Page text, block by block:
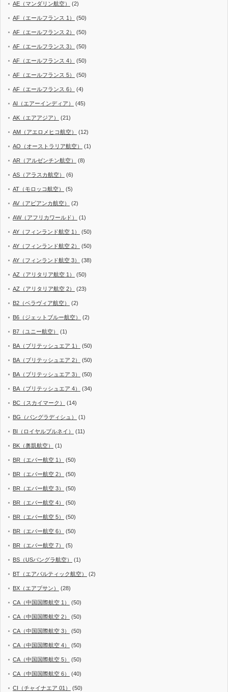
AE（マンダリン航空） (2)
AF（エールフランス 1） (50)
AF（エールフランス 2） (50)
AF（エールフランス 3） (50)
AF（エールフランス 4） (50)
AF（エールフランス 5） (50)
AF（エールフランス 6） (4)
AI（エアーインディア） (45)
AK（エアアジア） (21)
AM（アエロメヒコ航空） (12)
AO（オーストラリア航空） (1)
AR（アルゼンチン航空） (8)
AS（アラスカ航空） (6)
AT（モロッコ航空） (5)
AV（アビアンカ航空） (2)
AW（アフリカワールド） (1)
AY（フィンランド航空 1） (50)
AY（フィンランド航空 2） (50)
AY（フィンランド航空 3） (38)
AZ（アリタリア航空 1） (50)
AZ（アリタリア航空 2） (23)
B2（ベラヴィア航空） (2)
B6（ジェットブルー航空） (2)
B7（ユニー航空） (1)
BA（ブリテッシュエア 1） (50)
BA（ブリテッシュエア 2） (50)
BA（ブリテッシュエア 3） (50)
BA（ブリテッシュエア 4） (34)
BC（スカイマーク） (14)
BG（バングラディシュ） (1)
BI（ロイヤルブルネイ） (11)
BK（奥凱航空） (1)
BR（エバー航空 1） (50)
BR（エバー航空 2） (50)
BR（エバー航空 3） (50)
BR（エバー航空 4） (50)
BR（エバー航空 5） (50)
BR（エバー航空 6） (50)
BR（エバー航空 7） (5)
BS（USバングラ航空） (1)
BT（エアバルティック航空） (2)
BX（エアプサン） (28)
CA（中国国際航空 1） (50)
CA（中国国際航空 2） (50)
CA（中国国際航空 3） (50)
CA（中国国際航空 4） (50)
CA（中国国際航空 5） (50)
CA（中国国際航空 6） (40)
CI（チャイナエア 01） (50)